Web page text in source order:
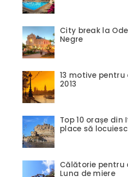
City break la
Negre
13 motive pentru
2013
Top 10 orașe
place să locuiesc
Călătorie pentru
Luna de miere